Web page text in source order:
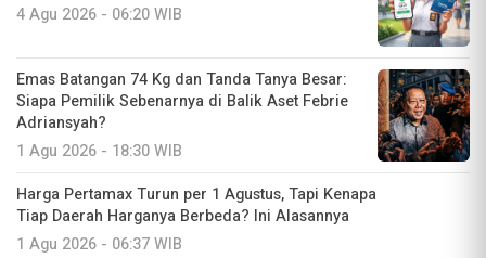
4 Agu 2026 - 06:20 WIB
Emas Batangan 74 Kg dan Tanda Tanya Besar:
Siapa Pemilik Sebenarnya di Balik Aset Febrie
Adriansyah?
1 Agu 2026 - 18:30 WIB
Harga Pertamax Turun per 1 Agustus, Tapi Kenapa
Tiap Daerah Harganya Berbeda? Ini Alasannya
1 Agu 2026 - 06:37 WIB